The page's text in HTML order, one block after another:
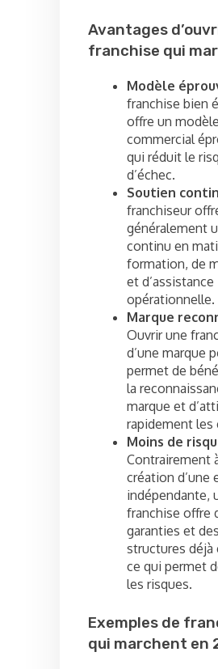
Avantages
franchise qui
Modèle
franchise bien
offre un modèle
commercial
qui réduit le
d’échec.
Soutien
franchiseur
généralement
continu en
formation, de
et d’assistance
opérationnelle.
Marque
Ouvrir une
d’une marque
permet de
la
marque et
rapidement les
Moins de
Contrairement
création d’une
indépendante,
franchise offre
garanties et des
structures déjà
ce qui permet
les risques.
Exemples de
qui marchent en